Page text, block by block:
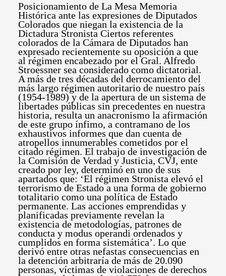
Posicionamiento de La Mesa Memoria
Histórica ante las expresiones de Diputados
Colorados que niegan la existencia de la
Dictadura Stronista Ciertos referentes
colorados de la Cámara de Diputados han
expresado recientemente su oposición a que
al régimen encabezado por el Gral. Alfredo
Stroessner sea considerado como dictatorial.
A más de tres décadas del derrocamiento del
más largo régimen autoritario de nuestro país
(1954-1989) y de la apertura de un sistema de
libertades públicas sin precedentes en nuestra
historia, resulta un anacronismo la afirmación
de este grupo ínfimo, a contramano de los
exhaustivos informes que dan cuenta de
atropellos innumerables cometidos por el
citado régimen. El trabajo de investigación de
la Comisión de Verdad y Justicia, CVJ, ente
creado por ley, determinó en uno de sus
apartados que: ‘El régimen Stronista elevó el
terrorismo de Estado a una forma de gobierno
totalitario como una política de Estado
permanente. Las acciones emprendidas y
planificadas previamente revelan la
existencia de metodologías, patrones de
conducta y modus operandi ordenados y
cumplidos en forma sistemática’. Lo que
derivó entre otras nefastas consecuencias en
la detención arbitraría de más de 20.090
personas, víctimas de violaciones de derechos